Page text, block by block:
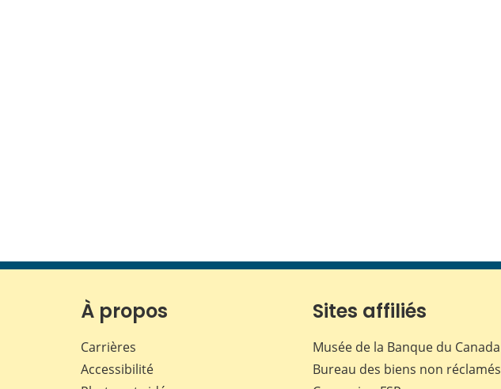
À propos
Carrières
Accessibilité
Sites affiliés
Musée de la Banque du Canada
Bureau des biens non réclamés